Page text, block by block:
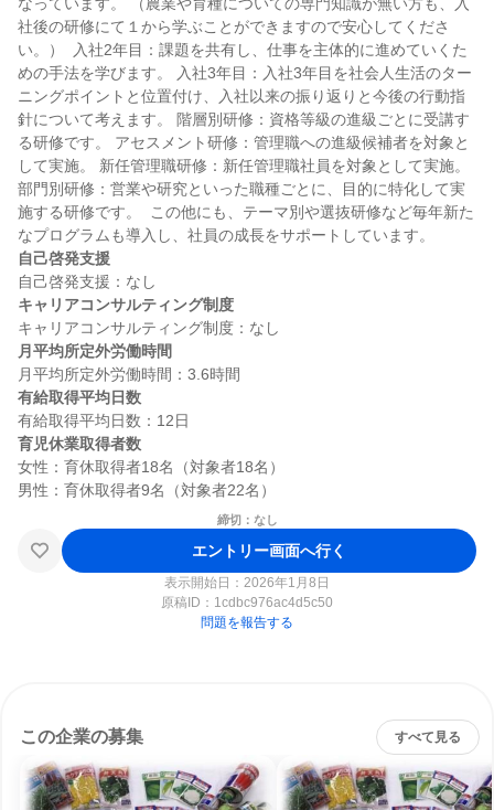
社後の研修にて１から学ぶことができますので安心してくださ
い。）  入社2年目：課題を共有し、仕事を主体的に進めていくた
めの手法を学びます。 入社3年目：入社3年目を社会人生活のター
ニングポイントと位置付け、入社以来の振り返りと今後の行動指
針について考えます。 階層別研修：資格等級の進級ごとに受講す
る研修です。 アセスメント研修：管理職への進級候補者を対象と
して実施。 新任管理職研修：新任管理職社員を対象として実施。
部門別研修：営業や研究といった職種ごとに、目的に特化して実
施する研修です。  この他にも、テーマ別や選抜研修など毎年新た
自己啓発支援
キャリアコンサルティング制度
月平均所定外労働時間
有給取得平均日数
育児休業取得者数
女性：育休取得者18名（対象者18名）
締切：なし
エントリー画面へ行く
表示開始日：2026年1月8日
原稿ID： 1cdbc976ac4d5c50
問題を報告する
この企業の募集 すべて見る